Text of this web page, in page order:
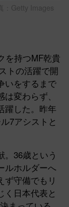
：Getty Images
を持つMF乾貴
トの活躍で開
いをするまで
変わらず、
躍した。昨年
7アシストと
。36歳という
ルホルダーへ
ず守備でもリ
く日本代表と